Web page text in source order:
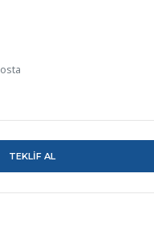
TEKLİF AL